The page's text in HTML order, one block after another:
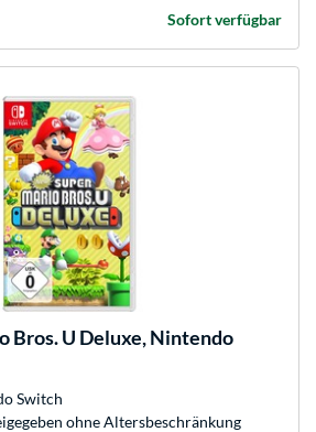
Sofort verfügbar
Bros. U Deluxe, Nintendo
Switch
ohne Altersbeschränkung